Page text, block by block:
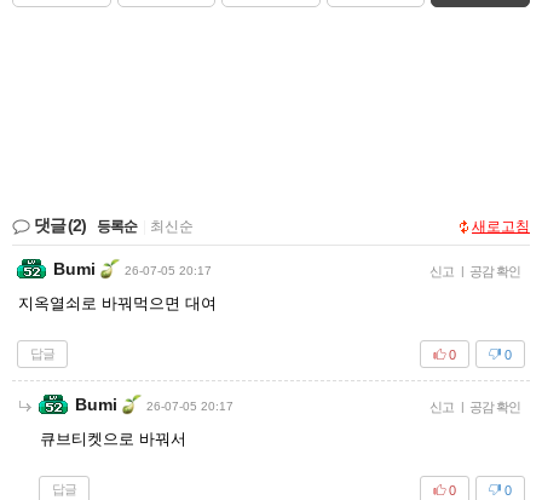
댓글(2) 등록순 최신순 새로고침
Bumi 26-07-05 20:17 신고 | 공감 확인
지옥열쇠로 바꿔먹으면 대여
답글 0
0
Bumi 26-07-05 20:17 신고 | 공감 확인
큐브티켓으로 바꿔서
답글 0
0